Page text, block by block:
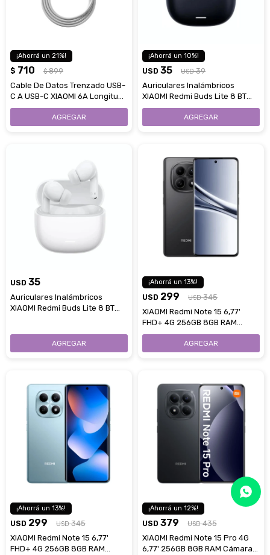
21
$ 710 $ 899
Cable De Datos Trenzado USB-
C A USB-C XIAOMI 6A Longitud
2M
10
USD 35 USD 39
Auriculares Inalámbricos
XIAOMI Redmi Buds Lite 8 BT
Con Cancelación De Ruido -
USD 35
Auriculares Inalámbricos
XIAOMI Redmi Buds Lite 8 BT
13
USD 299 USD 345
XIAOMI Redmi Note 15 6,77'
FHD+ 4G 256GB 8GB RAM
Cámara 108Mpx - Black
13
USD 299 USD 345
XIAOMI Redmi Note 15 6,77'
FHD+ 4G 256GB 8GB RAM
12
USD 379 USD 435
XIAOMI Redmi Note 15 Pro 4G
6,77' 256GB 8GB RAM Cámara